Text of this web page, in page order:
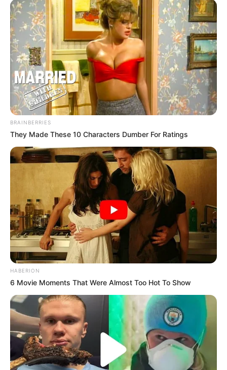
BRAINBERRIES
They Made These 10 Characters Dumber For Ratings
HABERION
6 Movie Moments That Were Almost Too Hot To Show